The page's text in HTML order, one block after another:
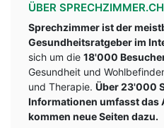
ÜBER SPRECHZIMMER.CH
Sprechzimmer ist der
Gesundheitsratgeber im
sich um die 18'000
Gesundheit und
und Therapie. Über 23'000
Informationen umfasst das
kommen neue Seiten dazu.